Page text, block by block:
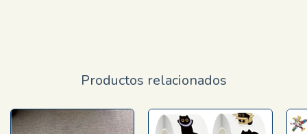
Productos relacionados